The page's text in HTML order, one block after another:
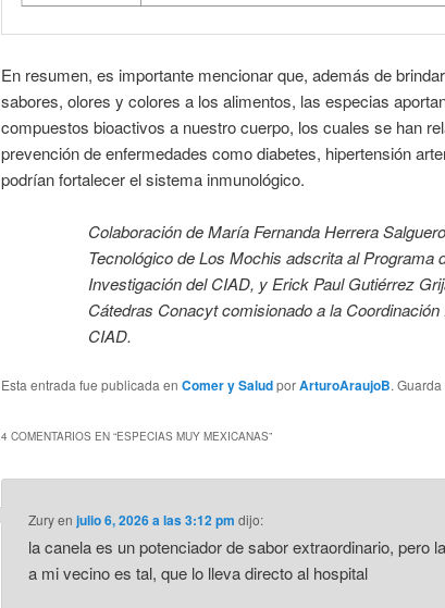
En resumen, es importante mencionar que, además de
sabores, olores y colores a los alimentos, las especias
compuestos bioactivos a nuestro cuerpo, los cuales se han
prevención de enfermedades como diabetes, hipertensión
podrían fortalecer el sistema inmunológico.
Colaboración de María Fernanda Herrera
Tecnológico de Los Mochis adscrita al Programa
Investigación del CIAD, y Erick Paul Gutiérrez
Cátedras Conacyt comisionado a la
CIAD.
Esta entrada fue publicada en Comer y SaludporArturoAraujoB. Guarda
4 COMENTARIOS EN “ESPECIAS MUY MEXICANAS”
Zuryenjulio 6, 2026 a las 3:12 pm dijo:
la canela es un potenciador de sabor extraordinario, pero
a mi vecino es tal, que lo lleva directo al hospital